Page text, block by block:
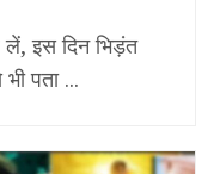
लें, इस दिन भिड़ंत
पता ...